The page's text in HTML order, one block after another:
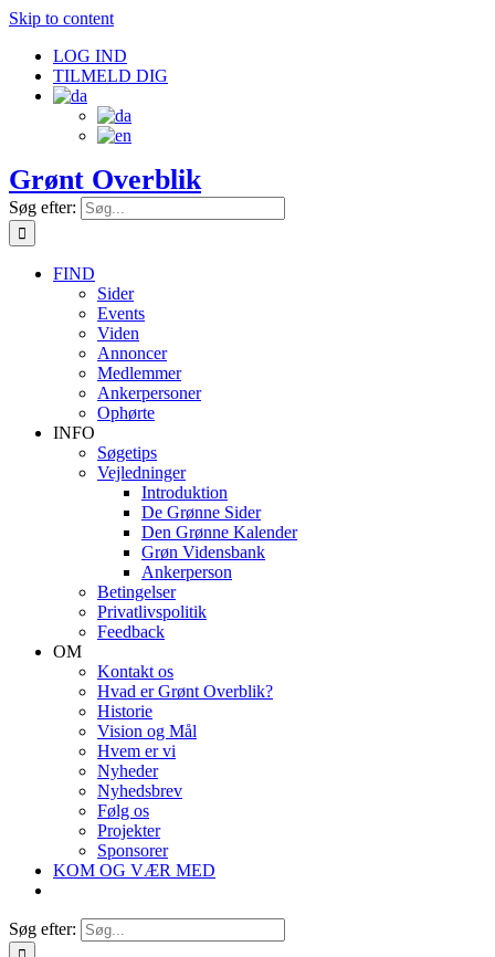
Skip to content
LOG IND
TILMELD DIG
Grønt Overblik
Søg efter:
FIND
Sider
Events
Viden
Annoncer
Medlemmer
Ankerpersoner
Ophørte
INFO
Søgetips
Vejledninger
Introduktion
De Grønne Sider
Den Grønne Kalender
Grøn Vidensbank
Ankerperson
Betingelser
Privatlivspolitik
Feedback
OM
Kontakt os
Hvad er Grønt Overblik?
Historie
Vision og Mål
Hvem er vi
Nyheder
Nyhedsbrev
Følg os
Projekter
Sponsorer
KOM OG VÆR MED
Søg efter: